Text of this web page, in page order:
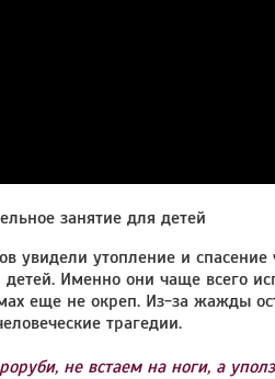
занятие для детей
увидели утопление и спасение
Именно они чаще всего
еще не окреп. Из-за жажды
трагедии.
не встаем на ноги, а